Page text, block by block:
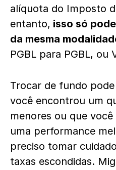
alíquota do Imposto
entanto, isso só
da mesma
PGBL para PGBL, ou
Trocar de fundo
você encontrou um
menores ou que
uma performance
preciso tomar
taxas escondidas.